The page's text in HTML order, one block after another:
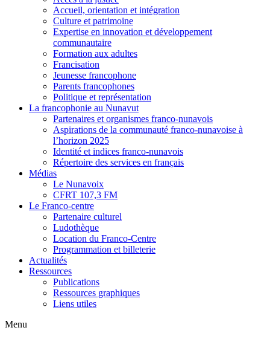
Accueil, orientation et intégration
Culture et patrimoine
Expertise en innovation et développement
communautaire
Formation aux adultes
Francisation
Jeunesse francophone
Parents francophones
Politique et représentation
La francophonie au Nunavut
Partenaires et organismes franco-nunavois
Aspirations de la communauté franco-nunavoise à
l’horizon 2025
Identité et indices franco-nunavois
Répertoire des services en français
Médias
Le Nunavoix
CFRT 107,3 FM
Le Franco-centre
Partenaire culturel
Ludothèque
Location du Franco-Centre
Programmation et billeterie
Actualités
Ressources
Publications
Ressources graphiques
Liens utiles
Menu